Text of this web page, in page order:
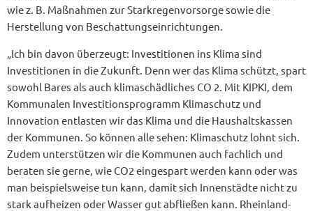
wie z. B. Maßnahmen zur Starkregenvorsorge sowie die
Herstellung von Beschattungseinrichtungen.
„Ich bin davon überzeugt: Investitionen ins Klima sind
Investitionen in die Zukunft. Denn wer das Klima schützt, spart
sowohl Bares als auch klimaschädliches CO 2. Mit KIPKI, dem
Kommunalen Investitionsprogramm Klimaschutz und
Innovation entlasten wir das Klima und die Haushaltskassen
der Kommunen. So können alle sehen: Klimaschutz lohnt sich.
Zudem unterstützen wir die Kommunen auch fachlich und
beraten sie gerne, wie CO2 eingespart werden kann oder was
man beispielsweise tun kann, damit sich Innenstädte nicht zu
stark aufheizen oder Wasser gut abfließen kann. Rheinland-